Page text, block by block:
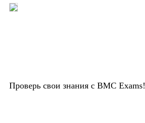
Проверь свои знания с BMC Exams!